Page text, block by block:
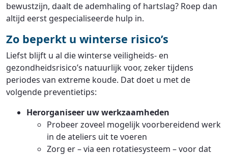
bewustzijn, daalt de ademhaling of hartslag? Roep dan
altijd eerst gespecialiseerde hulp in.
Zo beperkt u winterse risico’s
Liefst blijft u al die winterse veiligheids- en
gezondheidsrisico’s natuurlijk voor, zeker tijdens
periodes van extreme koude. Dat doet u met de
volgende preventietips:
Herorganiseer uw werkzaamheden
Probeer zoveel mogelijk voorbereidend werk
in de ateliers uit te voeren
Zorg er – via een rotatiesysteem – voor dat